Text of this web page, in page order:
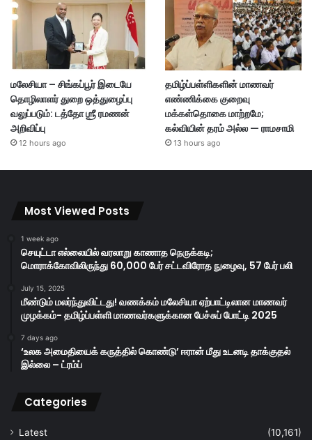
மலேசியா – சிங்கப்பூர் இடையே
தொழிலாளர் துறை ஒத்துழைப்பு
வலுப்படும்: டத்தோ ஶ்ரீ ரமணன்
அறிவிப்பு
12 hours ago
தமிழ்ப்பள்ளிகளின் மாணவர்
எண்ணிக்கை குறைவு
மக்கள்தொகை மாற்றமே;
கல்வியின் தரம் அல்ல — ராமசாமி
13 hours ago
Most Viewed Posts
1 week ago
செயுட்டா எல்லையில் வரலாறு காணாத நெருக்கடி;
மொராக்கோவிலிருந்து 60,000 பேர் சட்டவிரோத நுழைவு, 57 பேர் பலி
July 15, 2025
மீண்டும் மலர்ந்துவிட்டது! வணக்கம் மலேசியா ஏற்பாட்டிலான மாணவர்
முழக்கம்- தமிழ்ப்பள்ளி மாணவர்களுக்கான பேச்சுப் போட்டி 2025
7 days ago
‘உலக அமைதியைக் கருத்தில் கொண்டு’ ஈரான் மீது உடனடி தாக்குதல்
இல்லை – ட்ரம்ப்
Categories
Latest
(10,161)